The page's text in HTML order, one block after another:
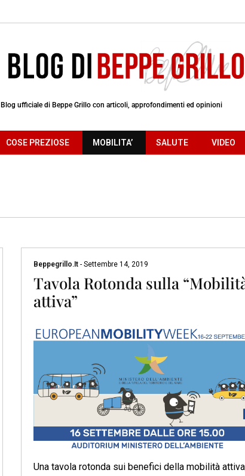
Blog ufficiale di Beppe Grillo con articoli, approfondimenti ed opinioni
COSE PREZIOSE MOBILITA’ SALUTE VIDEO
Beppegrillo.it -Settembre 14, 2019
Tavola Rotonda sulla
attiva”
Una tavola rotonda sui benefici della mobilità